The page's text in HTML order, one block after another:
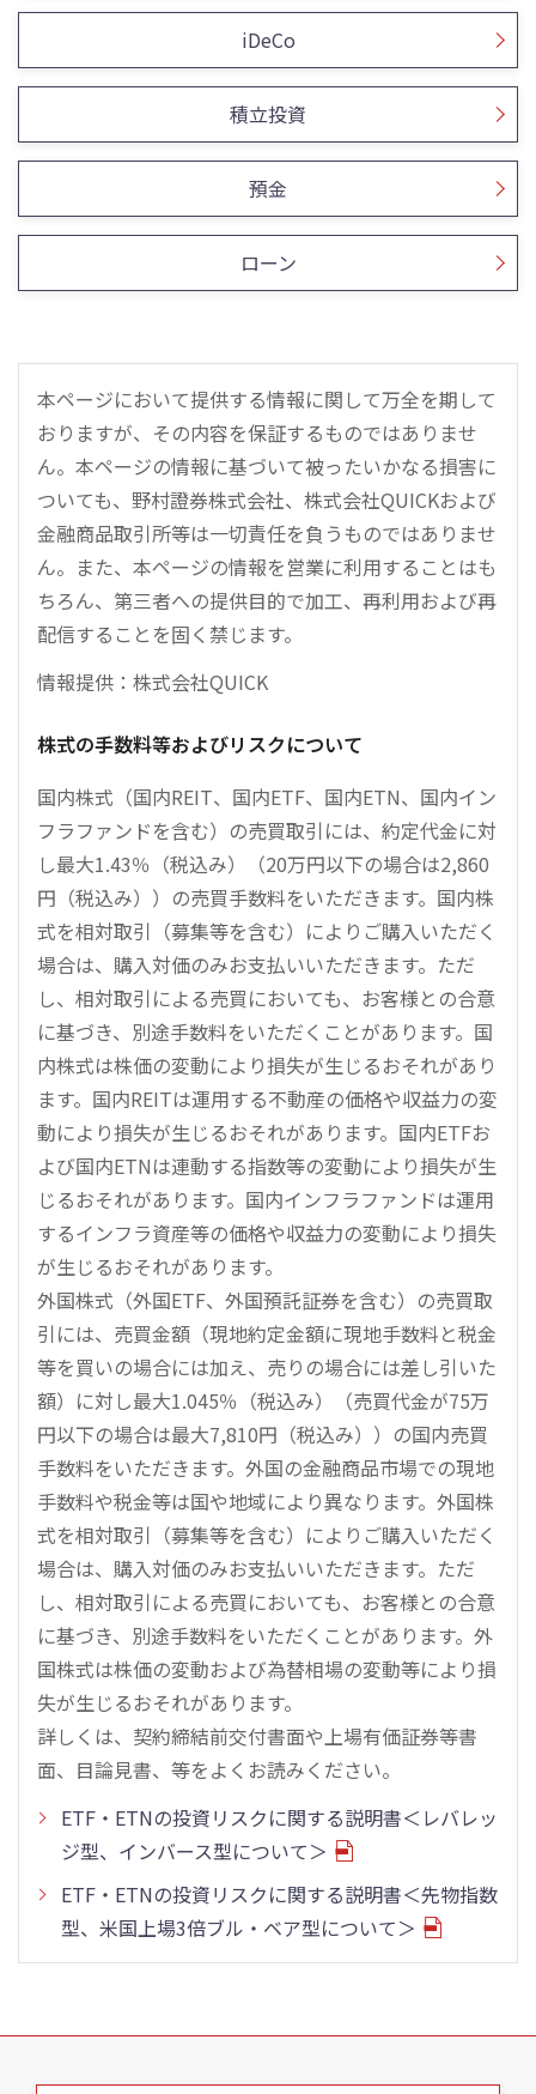
iDeCo
積立投資
預金
ローン
本ページにおいて提供する情報に関して万全を期して
おりますが、その内容を保証するものではありませ
ん。本ページの情報に基づいて被ったいかなる損害に
ついても、野村證券株式会社、株式会社QUICKおよび
金融商品取引所等は一切責任を負うものではありませ
ん。また、本ページの情報を営業に利用することはも
ちろん、第三者への提供目的で加工、再利用および再
配信することを固く禁じます。
情報提供：株式会社QUICK
株式の手数料等およびリスクについて
国内株式（国内REIT、国内ETF、国内ETN、国内イン
フラファンドを含む）の売買取引には、約定代金に対
し最大1.43％（税込み）（20万円以下の場合は2,860
円（税込み））の売買手数料をいただきます。国内株
式を相対取引（募集等を含む）によりご購入いただく
場合は、購入対価のみお支払いいただきます。ただ
し、相対取引による売買においても、お客様との合意
に基づき、別途手数料をいただくことがあります。国
内株式は株価の変動により損失が生じるおそれがあり
ます。国内REITは運用する不動産の価格や収益力の変
動により損失が生じるおそれがあります。国内ETFお
よび国内ETNは連動する指数等の変動により損失が生
じるおそれがあります。国内インフラファンドは運用
するインフラ資産等の価格や収益力の変動により損失
が生じるおそれがあります。
外国株式（外国ETF、外国預託証券を含む）の売買取
引には、売買金額（現地約定金額に現地手数料と税金
等を買いの場合には加え、売りの場合には差し引いた
額）に対し最大1.045％（税込み）（売買代金が75万
円以下の場合は最大7,810円（税込み））の国内売買
手数料をいただきます。外国の金融商品市場での現地
手数料や税金等は国や地域により異なります。外国株
式を相対取引（募集等を含む）によりご購入いただく
場合は、購入対価のみお支払いいただきます。ただ
し、相対取引による売買においても、お客様との合意
に基づき、別途手数料をいただくことがあります。外
国株式は株価の変動および為替相場の変動等により損
失が生じるおそれがあります。
詳しくは、契約締結前交付書面や上場有価証券等書
面、目論見書、等をよくお読みください。
ETF・ETNの投資リスクに関する説明書＜レバレッ
ジ型、インバース型について＞
ETF・ETNの投資リスクに関する説明書＜先物指数
型、米国上場3倍ブル・ベア型について＞
こ